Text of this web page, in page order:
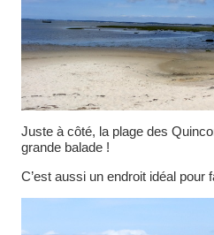
Juste à côté, la plage des
grande balade !
C’est aussi un endroit idéal pour